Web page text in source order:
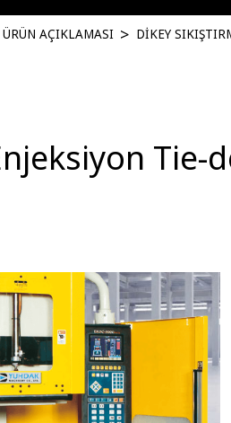
ÜRÜN AÇIKLAMASI DIKEY
Tie-